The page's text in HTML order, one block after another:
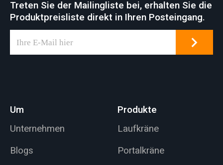
Treten Sie der Mailingliste bei, erhalten Sie die
Produktpreisliste direkt in Ihren Posteingang.
Um
Unternehmen
Blogs
Produkte
Laufkräne
Portalkräne